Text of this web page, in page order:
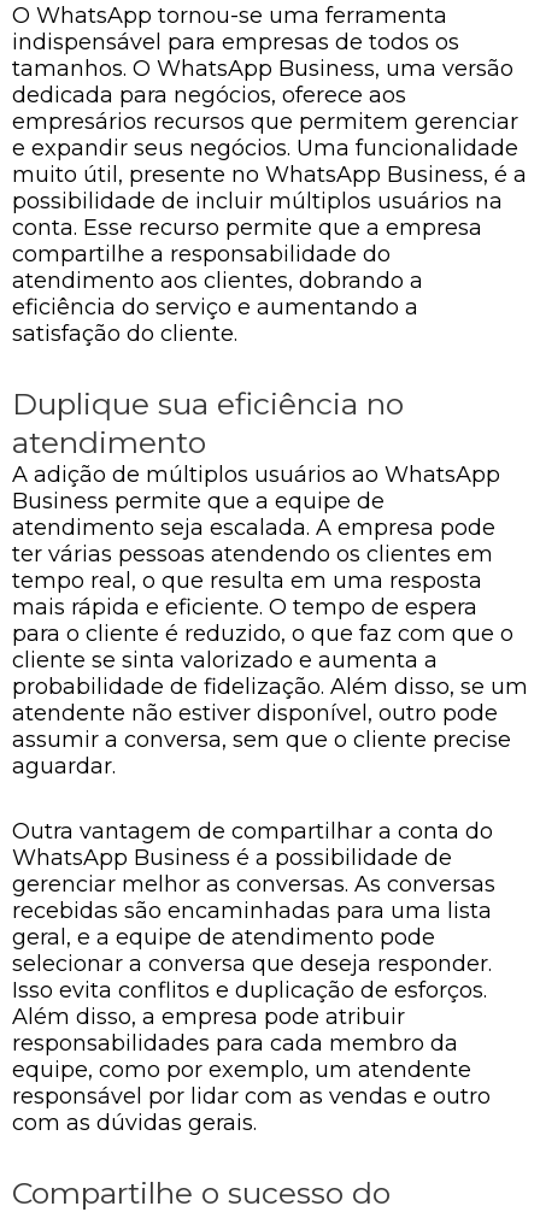
O WhatsApp tornou-se uma ferramenta
indispensável para empresas de todos os
tamanhos. O WhatsApp Business, uma versão
dedicada para negócios, oferece aos
empresários recursos que permitem gerenciar
e expandir seus negócios. Uma funcionalidade
muito útil, presente no WhatsApp Business, é a
possibilidade de incluir múltiplos usuários na
conta. Esse recurso permite que a empresa
compartilhe a responsabilidade do
atendimento aos clientes, dobrando a
eficiência do serviço e aumentando a
satisfação do cliente.
Duplique sua eficiência no
atendimento
A adição de múltiplos usuários ao WhatsApp
Business permite que a equipe de
atendimento seja escalada. A empresa pode
ter várias pessoas atendendo os clientes em
tempo real, o que resulta em uma resposta
mais rápida e eficiente. O tempo de espera
para o cliente é reduzido, o que faz com que o
cliente se sinta valorizado e aumenta a
probabilidade de fidelização. Além disso, se um
atendente não estiver disponível, outro pode
assumir a conversa, sem que o cliente precise
aguardar.
Outra vantagem de compartilhar a conta do
WhatsApp Business é a possibilidade de
gerenciar melhor as conversas. As conversas
recebidas são encaminhadas para uma lista
geral, e a equipe de atendimento pode
selecionar a conversa que deseja responder.
Isso evita conflitos e duplicação de esforços.
Além disso, a empresa pode atribuir
responsabilidades para cada membro da
equipe, como por exemplo, um atendente
responsável por lidar com as vendas e outro
com as dúvidas gerais.
Compartilhe o sucesso do